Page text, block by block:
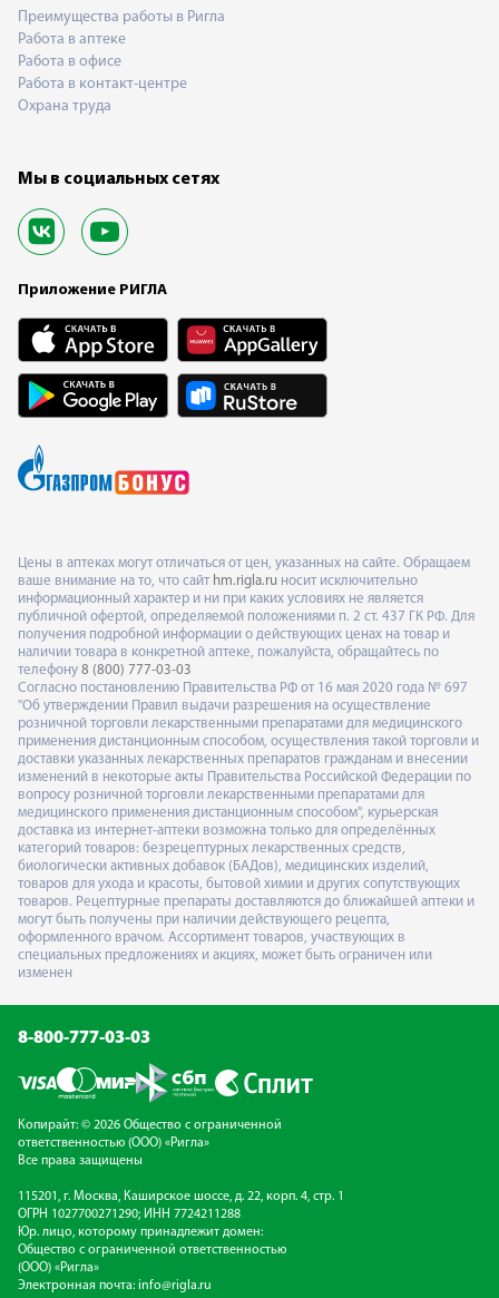
Преимущества работы в Ригла
Работа в аптеке
Работа в офисе
Работа в контакт-центре
Охрана труда
Мы в социальных сетях
Приложение РИГЛА
Цены в аптеках могут отличаться от цен, указанных на сайте. Обращаем
ваше внимание на то, что сайт hm.rigla.ru носит исключительно
информационный характер и ни при каких условиях не является
публичной офертой, определяемой положениями п. 2 ст. 437 ГК РФ. Для
получения подробной информации о действующих ценах на товар и
наличии товара в конкретной аптеке, пожалуйста, обращайтесь по
телефону 8 (800) 777-03-03
Согласно постановлению Правительства РФ от 16 мая 2020 года № 697
"Об утверждении Правил выдачи разрешения на осуществление
розничной торговли лекарственными препаратами для медицинского
применения дистанционным способом, осуществления такой торговли и
доставки указанных лекарственных препаратов гражданам и внесении
изменений в некоторые акты Правительства Российской Федерации по
вопросу розничной торговли лекарственными препаратами для
медицинского применения дистанционным способом", курьерская
доставка из интернет-аптеки возможна только для определённых
категорий товаров: безрецептурных лекарственных средств,
биологически активных добавок (БАДов), медицинских изделий,
товаров для ухода и красоты, бытовой химии и других сопутствующих
товаров. Рецептурные препараты доставляются до ближайшей аптеки и
могут быть получены при наличии действующего рецепта,
оформленного врачом. Ассортимент товаров, участвующих в
специальных предложениях и акциях, может быть ограничен или
изменен
8-800-777-03-03
Копирайт: © 2026 Общество с ограниченной
ответственностью (ООО) «Ригла»
Все права защищены
115201, г. Москва, Каширское шоссе, д. 22, корп. 4, стр. 1
ОГРН 1027700271290; ИНН 7724211288
Юр. лицо, которому принадлежит домен:
Общество с ограниченной ответственностью
(ООО) «Ригла»
Электронная почта: info@rigla.ru